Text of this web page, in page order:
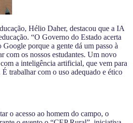
Hélio Daher, destacou que a IA
“O Governo do Estado acerta
porque a gente dá um passo à
com os nossos estudantes. Um novo
a inteligência artificial, que vem para
trabalhar com o uso adequado e ético
o acesso ao homem do campo, o